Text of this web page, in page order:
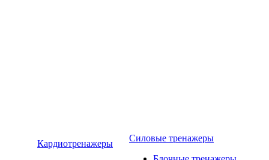
Кардиотренажеры
Силовые тренажеры